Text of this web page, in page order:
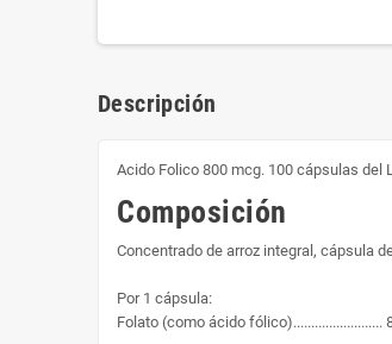
Descripción
Acido Folico 800 mcg. 100 cápsulas del
Composición
Concentrado de arroz integral, cápsula
Por 1 cápsula:
Folato (como ácido fólico).........................